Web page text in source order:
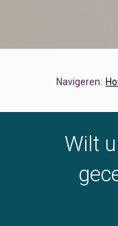
Navigeren:
Wilt